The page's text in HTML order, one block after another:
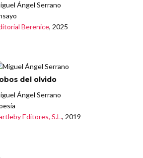
Ángel Serrano
Berenice, 2025
del olvido
Ángel Serrano
Editores, S.L., 2019